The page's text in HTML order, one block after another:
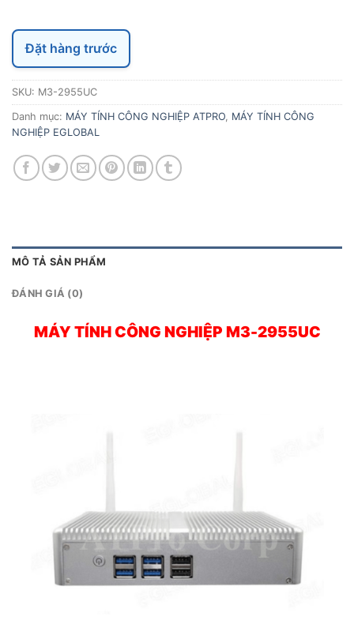
Đặt hàng trước
SKU: M3-2955UC
Danh mục: MÁY TÍNH CÔNG NGHIỆP ATPRO, MÁY TÍNH CÔNG
NGHIỆP EGLOBAL
MÔ TẢ SẢN PHẨM
ĐÁNH GIÁ (0)
MÁY TÍNH CÔNG NGHIỆP M3-2955UC